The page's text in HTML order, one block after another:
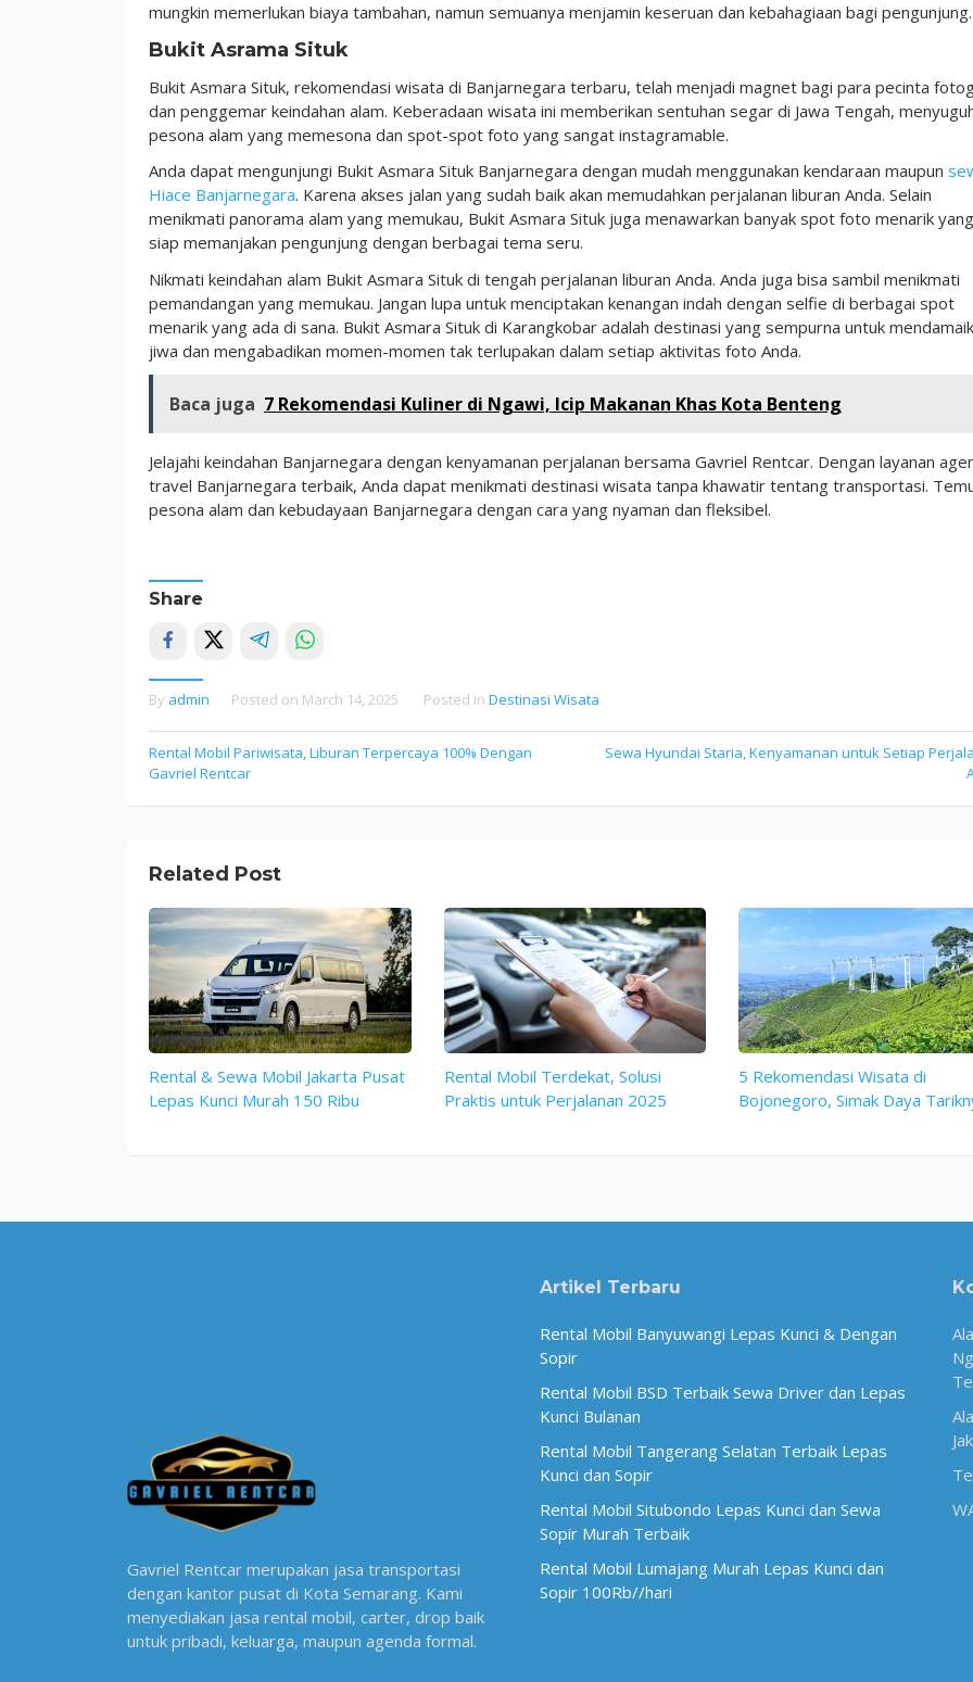
mungkin memerlukan biaya tambahan, namun semuanya menjamin keseruan dan kebahagiaan bagi pengunjung.
Bukit Asrama Situk
Bukit Asmara Situk, rekomendasi wisata di Banjarnegara terbaru, telah menjadi magnet bagi para pecinta
dan penggemar keindahan alam. Keberadaan wisata ini memberikan sentuhan segar di Jawa Tengah,
pesona alam yang memesona dan spot-spot foto yang sangat instagramable.
Anda dapat mengunjungi Bukit Asmara Situk Banjarnegara dengan mudah menggunakan kendaraan maupun
Hiace Banjarnegara. Karena akses jalan yang sudah baik akan memudahkan perjalanan liburan Anda. Selain
menikmati panorama alam yang memukau, Bukit Asmara Situk juga menawarkan banyak spot foto menarik yang
siap memanjakan pengunjung dengan berbagai tema seru.
Nikmati keindahan alam Bukit Asmara Situk di tengah perjalanan liburan Anda. Anda juga bisa sambil menikmati
pemandangan yang memukau. Jangan lupa untuk menciptakan kenangan indah dengan selfie di berbagai spot
menarik yang ada di sana. Bukit Asmara Situk di Karangkobar adalah destinasi yang sempurna untuk
jiwa dan mengabadikan momen-momen tak terlupakan dalam setiap aktivitas foto Anda.
Baca juga 7 Rekomendasi Kuliner di Ngawi, Icip Makanan Khas Kota Benteng
Jelajahi keindahan Banjarnegara dengan kenyamanan perjalanan bersama Gavriel Rentcar. Dengan layanan
travel Banjarnegara terbaik, Anda dapat menikmati destinasi wisata tanpa khawatir tentang transportasi.
pesona alam dan kebudayaan Banjarnegara dengan cara yang nyaman dan fleksibel.
Share
By admin Posted on March 14, 2025 Posted in Destinasi Wisata
Post
navigation
Rental Mobil Pariwisata, Liburan Terpercaya 100% Dengan
Gavriel Rentcar
Sewa Hyundai Staria, Kenyamanan untuk Setiap
Related Post
Rental & Sewa Mobil Jakarta Pusat
Lepas Kunci Murah 150 Ribu
Rental Mobil Terdekat, Solusi
Praktis untuk Perjalanan 2025
5 Rekomendasi Wisata di
Bojonegoro, Simak Daya
Gavriel Rentcar merupakan jasa transportasi
dengan kantor pusat di Kota Semarang. Kami
menyediakan jasa rental mobil, carter, drop baik
untuk pribadi, keluarga, maupun agenda formal.
Artikel Terbaru
Rental Mobil Banyuwangi Lepas Kunci & Dengan
Sopir
Rental Mobil BSD Terbaik Sewa Driver dan Lepas
Kunci Bulanan
Rental Mobil Tangerang Selatan Terbaik Lepas
Kunci dan Sopir
Rental Mobil Situbondo Lepas Kunci dan Sewa
Sopir Murah Terbaik
Rental Mobil Lumajang Murah Lepas Kunci dan
Sopir 100Rb//hari